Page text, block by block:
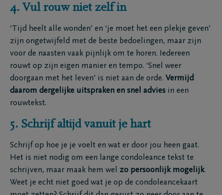
4. Vul rouw niet zelf in
‘Tijd heelt alle wonden’ en ‘je moet het een plekje geven’
zijn ongetwijfeld met de beste bedoelingen, maar zijn
voor de naasten vaak pijnlijk om te horen. Iedereen
rouwt op zijn eigen manier en tempo. ‘Snel weer
doorgaan met het leven’ is niet aan de orde. Vermijd
daarom dergelijke uitspraken en snel advies in een
rouwtekst.
5. Schrijf altijd vanuit je hart
Schrijf op hoe je je voelt en wat er door jou heen gaat.
Het is niet nodig om een lange condoleance tekst te
schrijven, maar maak hem wel zo persoonlijk mogelijk.
Weet je echt niet goed wat je op de condoleancekaart